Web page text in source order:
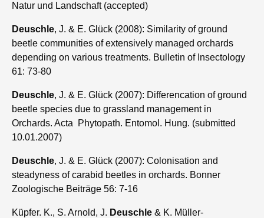
Natur und Landschaft (accepted)
Deuschle, J. & E. Glück (2008): Similarity of ground
beetle communities of extensively managed orchards
depending on various treatments. Bulletin of Insectology
61: 73-80
Deuschle, J. & E. Glück (2007): Differencation of ground
beetle species due to grassland management in
Orchards. Acta Phytopath. Entomol. Hung. (submitted
10.01.2007)
Deuschle, J. & E. Glück (2007): Colonisation and
steadyness of carabid beetles in orchards. Bonner
Zoologische Beiträge 56: 7-16
Küpfer. K., S. Arnold, J. Deuschle & K. Müller-